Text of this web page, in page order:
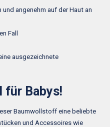
angenehm auf der Haut an
Fall
ausgezeichnete
für Babys!
Baumwollstoff eine beliebte
und Accessoires wie